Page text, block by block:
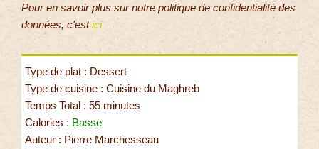
Pour en savoir plus sur notre politique de confidentialité des
données, c'estici
Type de plat : Dessert
Type de cuisine : Cuisine du Maghreb
Temps Total : 55 minutes
Calories : Basse
Auteur : Pierre Marchesseau